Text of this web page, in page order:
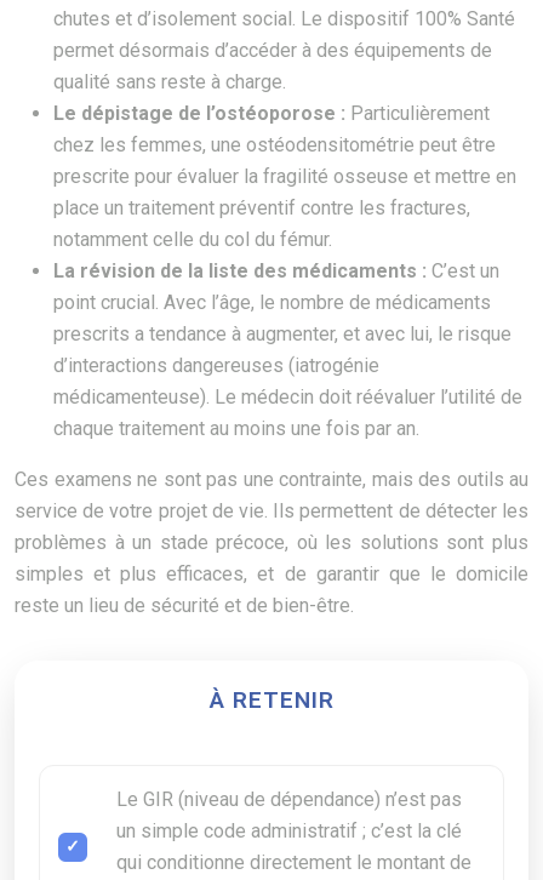
chutes et d’isolement social. Le dispositif 100% Santé
permet désormais d’accéder à des équipements de
qualité sans reste à charge.
Le dépistage de l’ostéoporose : Particulièrement
chez les femmes, une ostéodensitométrie peut être
prescrite pour évaluer la fragilité osseuse et mettre en
place un traitement préventif contre les fractures,
notamment celle du col du fémur.
La révision de la liste des médicaments : C’est un
point crucial. Avec l’âge, le nombre de médicaments
prescrits a tendance à augmenter, et avec lui, le risque
d’interactions dangereuses (iatrogénie
médicamenteuse). Le médecin doit réévaluer l’utilité de
chaque traitement au moins une fois par an.
Ces examens ne sont pas une contrainte, mais des outils au
service de votre projet de vie. Ils permettent de détecter les
problèmes à un stade précoce, où les solutions sont plus
simples et plus efficaces, et de garantir que le domicile
reste un lieu de sécurité et de bien-être.
À RETENIR
Le GIR (niveau de dépendance) n’est pas
un simple code administratif ; c’est la clé
qui conditionne directement le montant de